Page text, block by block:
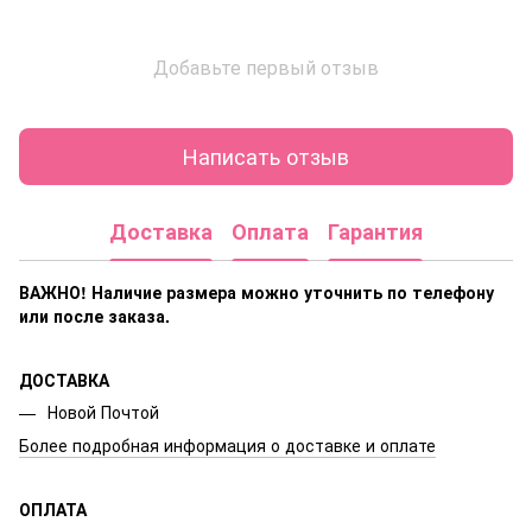
Добавьте первый отзыв
Написать отзыв
Доставка Оплата Гарантия
ВАЖНО! Наличие размера можно уточнить по телефону
или после заказа.
ДОСТАВКА
Новой Почтой
Более подробная информация о доставке и оплате
ОПЛАТА